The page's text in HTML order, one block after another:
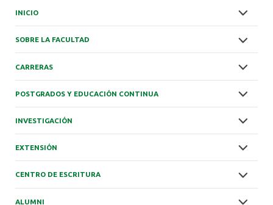
INICIO
SOBRE LA FACULTAD
CARRERAS
POSTGRADOS Y EDUCACIÓN CONTINUA
INVESTIGACIÓN
EXTENSIÓN
CENTRO DE ESCRITURA
ALUMNI